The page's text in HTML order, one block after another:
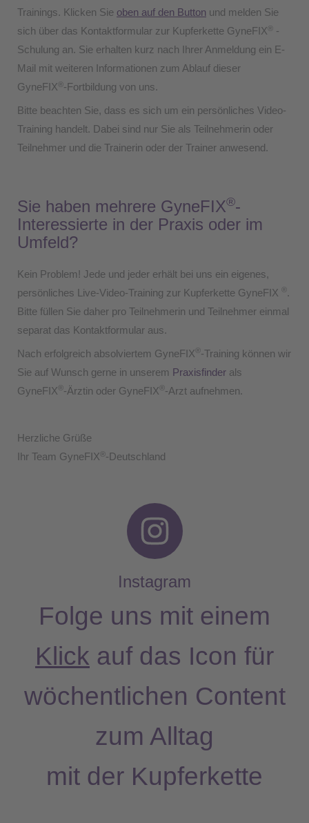
Trainings. Klicken Sie oben auf den Button und melden Sie
sich über das Kontaktformular zur Kupferkette GyneFIX ® -
Schulung an. Sie erhalten kurz nach Ihrer Anmeldung ein E-
Mail mit weiteren Informationen zum Ablauf dieser
GyneFIX ® -Fortbildung von uns.
Bitte beachten Sie, dass es sich um ein persönliches Video-
Training handelt. Dabei sind nur Sie als Teilnehmerin oder
Teilnehmer und die Trainerin oder der Trainer anwesend.
Sie haben mehrere GyneFIX®-
Interessierte in der Praxis oder im
Umfeld?
Kein Problem! Jede und jeder erhält bei uns ein eigenes,
persönliches Live-Video-Training zur Kupferkette GyneFIX
® .
Bitte füllen Sie daher pro Teilnehmerin und Teilnehmer einmal
separat das Kontaktformular aus.
Nach erfolgreich absolviertem GyneFIX ® -Training können wir
Sie auf Wunsch gerne in unserem Praxisfinder als
GyneFIX ® -Ärztin oder GyneFIX ® -Arzt aufnehmen.
Herzliche Grüße
Ihr Team GyneFIX ® -Deutschland
I
n
s
t
a
g
r
a
m
Instagram
Folge uns mit einem
Klick auf das Icon für
wöchentlichen Content
zum Alltag
mit der Kupferkette